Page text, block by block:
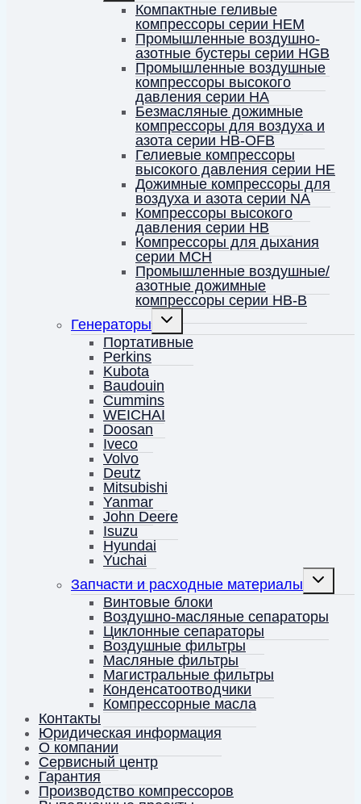
меню
Компактные геливые
компрессоры серии HEM
Промышленные воздушно-
азотные бустеры серии HGB
Промышленные воздушные
компрессоры высокого
давления серии HA
Безмасляные дожимные
компрессоры для воздуха и
азота серии HB-OFB
Гелиевые компрессоры
высокого давления серии HE
Дожимные компрессоры для
воздуха и азота серии NA
Компрессоры высокого
давления серии HB
Компрессоры для дыхания
серии MCH
Промышленные воздушные/
азотные дожимные
компрессоры серии HB-B
Генераторы
Переключить
дочернее
меню
Портативные
Perkins
Kubota
Baudouin
Cummins
WEICHAI
Doosan
Iveco
Volvo
Deutz
Mitsubishi
Yanmar
John Deere
Isuzu
Hyundai
Yuchai
Запчасти и расходные материалы
Винтовые блоки
Воздушно-масляные сепараторы
Циклонные сепараторы
Воздушные фильтры
Масляные фильтры
Магистральные фильтры
Конденсатоотводчики
Компрессорные масла
Контакты
Юридическая информация
О компании
Сервисный центр
Гарантия
Производство компрессоров